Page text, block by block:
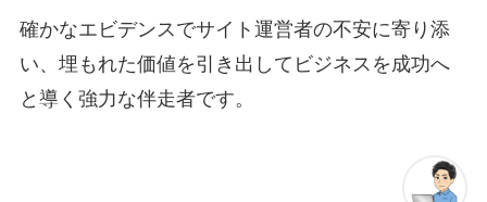
確かなエビデンスでサイト運営者の不安に寄り添
い、埋もれた価値を引き出してビジネスを成功へ
と導く強力な伴走者です。